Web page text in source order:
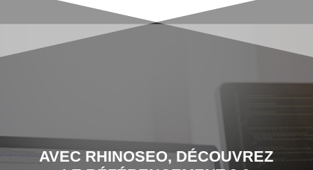
AVEC RHINOSEO, DÉCOUVREZ